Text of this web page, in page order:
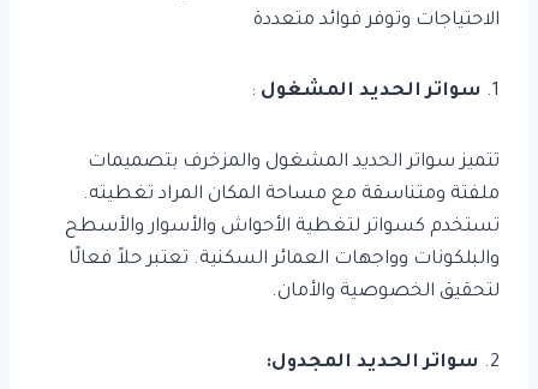
الاحتياجات وتوفر فوائد متعددة
1. سواتر الحديد المشغول :
تتميز سواتر الحديد المشغول والمزخرف بتصميمات
ملفتة ومتناسقة مع مساحة المكان المراد تغطيته.
تستخدم كسواتر لتغطية الأحواش والأسوار والأسطح
والبلكونات وواجهات العمائر السكنية. تعتبر حلاً فعالًا
لتحقيق الخصوصية والأمان.
2. سواتر الحديد المجدول: